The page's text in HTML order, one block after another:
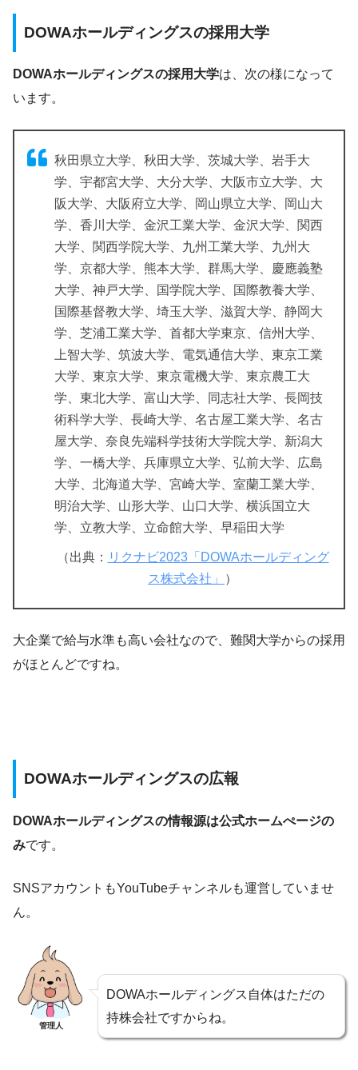
DOWAホールディングスの採用大学
DOWAホールディングスの採用大学は、次の様になって
います。
秋田県立大学、秋田大学、茨城大学、岩手大
学、宇都宮大学、大分大学、大阪市立大学、大
阪大学、大阪府立大学、岡山県立大学、岡山大
学、香川大学、金沢工業大学、金沢大学、関西
大学、関西学院大学、九州工業大学、九州大
学、京都大学、熊本大学、群馬大学、慶應義塾
大学、神戸大学、国学院大学、国際教養大学、
国際基督教大学、埼玉大学、滋賀大学、静岡大
学、芝浦工業大学、首都大学東京、信州大学、
上智大学、筑波大学、電気通信大学、東京工業
大学、東京大学、東京電機大学、東京農工大
学、東北大学、富山大学、同志社大学、長岡技
術科学大学、長崎大学、名古屋工業大学、名古
屋大学、奈良先端科学技術大学院大学、新潟大
学、一橋大学、兵庫県立大学、弘前大学、広島
大学、北海道大学、宮崎大学、室蘭工業大学、
明治大学、山形大学、山口大学、横浜国立大
学、立教大学、立命館大学、早稲田大学
（出典： リクナビ2023「DOWAホールディング
ス株式会社」
）
大企業で給与水準も高い会社なので、難関大学からの採用
がほとんどですね。
DOWAホールディングスの広報
DOWAホールディングスの情報源は公式ホームぺージの
みです。
SNSアカウントもYouTubeチャンネルも運営していませ
ん。
管理人
DOWAホールディングス自体はただの
持株会社ですからね。